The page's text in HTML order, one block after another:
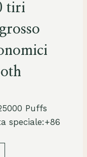
tiri
Puffs
speciale:+86